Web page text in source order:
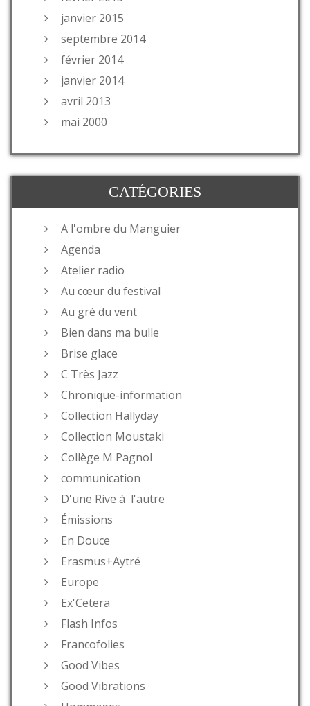
janvier 2015
septembre 2014
février 2014
janvier 2014
avril 2013
mai 2000
CATÉGORIES
A l'ombre du Manguier
Agenda
Atelier radio
Au cœur du festival
Au gré du vent
Bien dans ma bulle
Brise glace
C Très Jazz
Chronique-information
Collection Hallyday
Collection Moustaki
Collège M Pagnol
communication
D'une Rive à l'autre
Émissions
En Douce
Erasmus+Aytré
Europe
Ex'Cetera
Flash Infos
Francofolies
Good Vibes
Good Vibrations